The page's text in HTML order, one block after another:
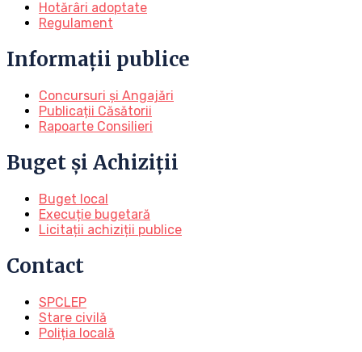
Hotărâri adoptate
Regulament
Informații publice
Concursuri și Angajări
Publicații Căsătorii
Rapoarte Consilieri
Buget și Achiziții
Buget local
Execuție bugetară
Licitații achiziții publice
Contact
SPCLEP
Stare civilă
Poliția locală